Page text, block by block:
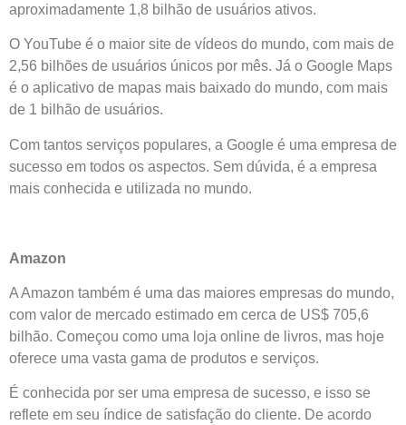
aproximadamente 1,8 bilhão de usuários ativos.
O YouTube é o maior site de vídeos do mundo, com mais de
2,56 bilhões de usuários únicos por mês. Já o Google Maps
é o aplicativo de mapas mais baixado do mundo, com mais
de 1 bilhão de usuários.
Com tantos serviços populares, a Google é uma empresa de
sucesso em todos os aspectos. Sem dúvida, é a empresa
mais conhecida e utilizada no mundo.
Amazon
A Amazon também é uma das maiores empresas do mundo,
com valor de mercado estimado em cerca de US$ 705,6
bilhão. Começou como uma loja online de livros, mas hoje
oferece uma vasta gama de produtos e serviços.
É conhecida por ser uma empresa de sucesso, e isso se
reflete em seu índice de satisfação do cliente. De acordo